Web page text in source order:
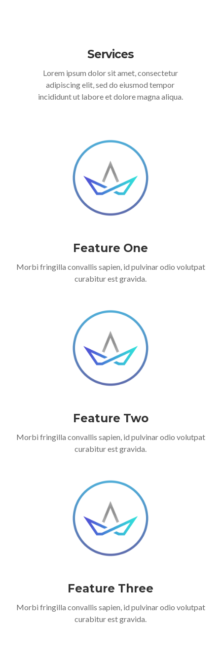
Services
Lorem ipsum dolor sit amet, consectetur
adipiscing elit, sed do eiusmod tempor
incididunt ut labore et dolore magna aliqua.
Feature One
Morbi fringilla convallis sapien, id pulvinar odio volutpat
curabitur est gravida.
Feature Two
Morbi fringilla convallis sapien, id pulvinar odio volutpat
curabitur est gravida.
Feature Three
Morbi fringilla convallis sapien, id pulvinar odio volutpat
curabitur est gravida.